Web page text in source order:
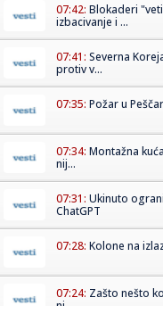
07:42: Blokaderi
izbacivanje i ...
07:41: Severna
protiv v...
07:35: Požar u
07:34: Montažna
nij...
07:31: Ukinuto
ChatGPT
07:28: Kolone na
07:24: Zašto nešto
ni...